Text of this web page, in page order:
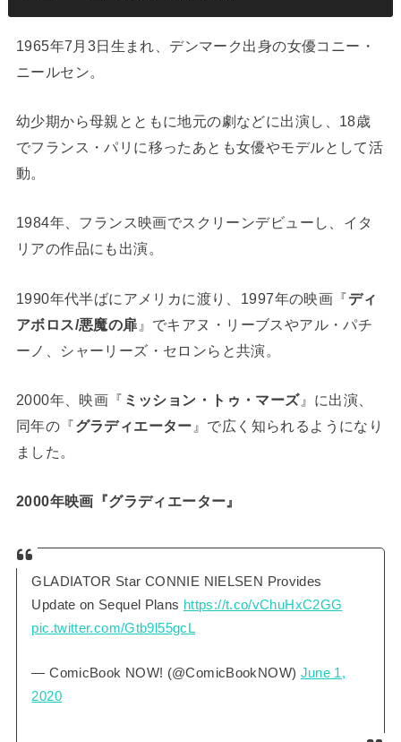
1965年7月3日生まれ、デンマーク出身の女優コニー・
ニールセン。
幼少期から母親とともに地元の劇などに出演し、18歳
でフランス・パリに移ったあとも女優やモデルとして活
動。
1984年、フランス映画でスクリーンデビューし、イタ
リアの作品にも出演。
1990年代半ばにアメリカに渡り、1997年の映画『ディ
アボロス/悪魔の扉 』でキアヌ・リーブスやアル・パチ
ーノ、シャーリーズ・セロンらと共演。
2000年、映画『 ミッション・トゥ・マーズ』に出演、
同年の『グラディエーター 』で広く知られるようになり
ました。
2000年映画『グラディエーター』
GLADIATOR Star CONNIE NIELSEN Provides
Update on Sequel Plans https://t.co/vChuHxC2GG
pic.twitter.com/Gtb9l55gcL
— ComicBook NOW! (@ComicBookNOW) June 1,
2020